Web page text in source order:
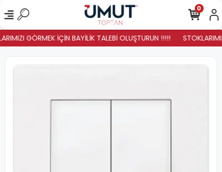
GÖRMEK İÇİN BAYİLİK TALEBİ OLUŞTURUN !!!!!
0